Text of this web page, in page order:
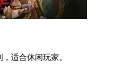
适合休闲玩家。